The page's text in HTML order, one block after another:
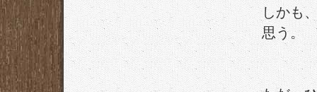
しかも
思う。